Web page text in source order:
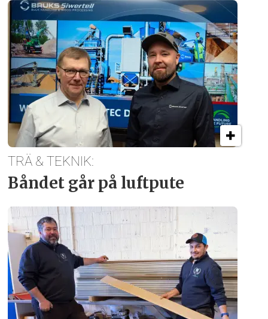
TRÄ & TEKNIK:
Båndet går på luftpute